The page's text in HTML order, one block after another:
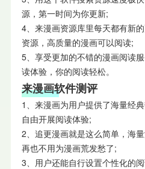
源，第一时间为你更新;
4、来漫画资源库里每天都有新
资源，高质量的漫画可以阅读;
5、享受更加的不错的漫画阅读
读体验，你的阅读轻松。
来漫画软件测评
1、来漫画为用户提供了海量经
自由开展阅读体验;
2、追更漫画就是这么简单，海
再也不用为漫画荒发愁了;
3、用户还能自行设置个性化的